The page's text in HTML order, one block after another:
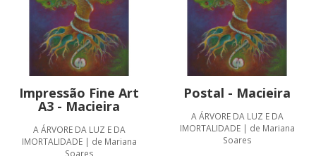
Impressão Fine Art
A3 - Macieira
A ÁRVORE DA LUZ E DA
IMORTALIDADE | de Mariana
Soares
Postal - Macieira
A ÁRVORE DA LUZ E DA
IMORTALIDADE | de Mariana
Soares